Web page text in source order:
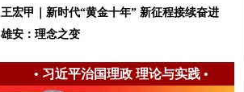
王宏甲｜新时代“黄金十年” 新征程接续奋进
雄安：理念之变
• 习近平治国理政 理论与实践•